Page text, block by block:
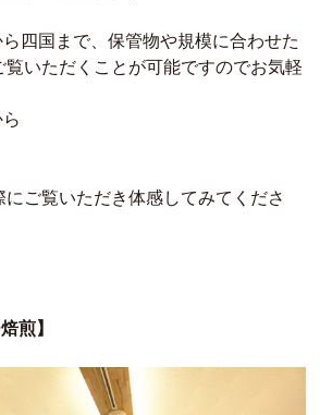
四国まで、保管物や規模に合わせた
覧いただくことが可能ですのでお気軽
ご覧いただき体感してみてくださ
煎】